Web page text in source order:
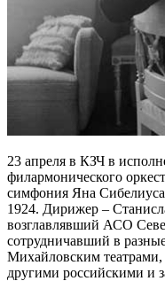
23 апреля в КЗЧ в
филармонического
симфония Яна
1924. Дирижер –
возглавлявший АСО
сотрудничавший в
Михайловским
другими российскими и